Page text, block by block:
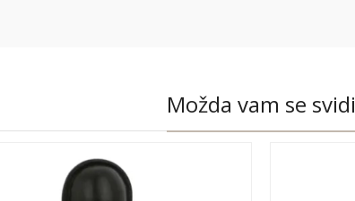
Možda vam se svidi